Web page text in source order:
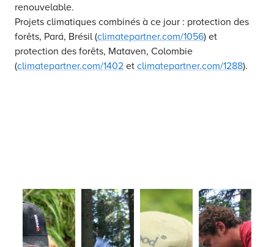
renouvelable.
Projets climatiques combinés à ce jour : protection des
forêts, Pará, Brésil (climatepartner.com/1056) et
protection des forêts, Mataven, Colombie
(climatepartner.com/1402 et climatepartner.com/1288).